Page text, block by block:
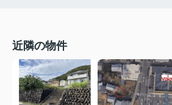
近隣の物件